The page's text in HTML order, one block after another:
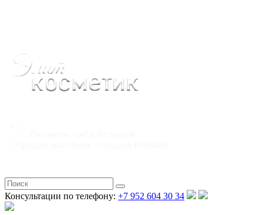
Консультации по телефону: +7 952 604 30 34